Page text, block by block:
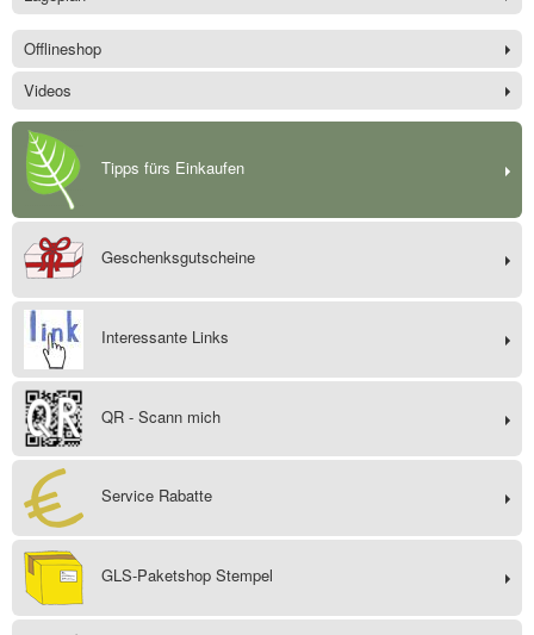
Offlineshop
Videos
Tipps fürs Einkaufen
Geschenksgutscheine
Interessante Links
QR - Scann mich
Service Rabatte
GLS-Paketshop Stempel